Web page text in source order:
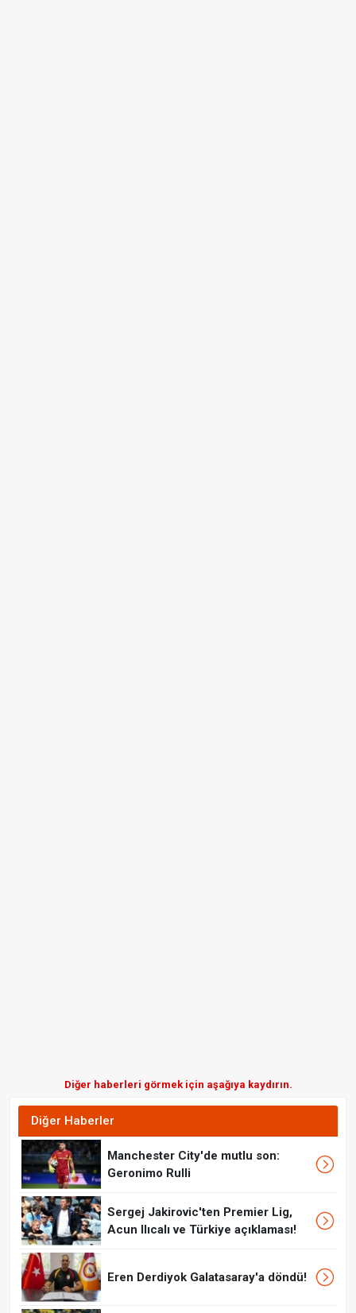
Diğer haberleri görmek için aşağıya kaydırın.
Diğer Haberler
Manchester City'de mutlu son:
Geronimo Rulli
Sergej Jakirovic'ten Premier Lig,
Acun Ilıcalı ve Türkiye açıklaması!
Eren Derdiyok Galatasaray'a döndü!